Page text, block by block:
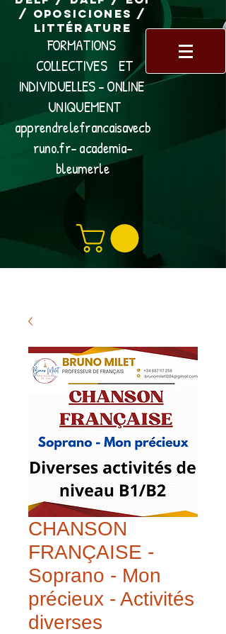
/ Oposiciones /
Littérature
FORMATIONS
COLLECTIVES ET
INDIVIDUELLES - ONLINE
UNIQUEMENT
apprendrelefrancaisavecb
runo.fr- academia-
bleumerle
CHANSON
FRANÇAISE -
Soprano - Mon
précieux - Activités
diverses